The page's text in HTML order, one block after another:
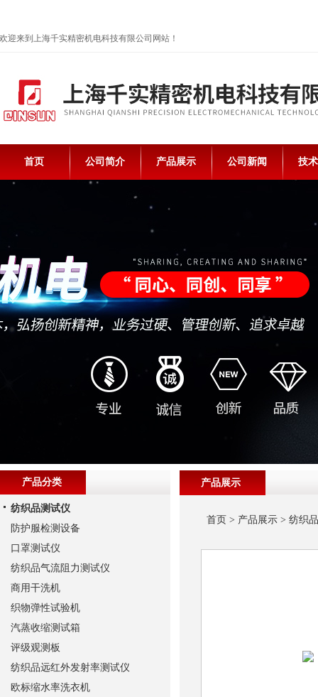
欢迎来到上海千实精密机电科技有限公司网站！
首页 公司简介 产品展示 公司新闻 技
产品展示
首页 > 产品展示> 纺织
产品分类
纺织品测试仪
防护服检测设备
口罩测试仪
纺织品气流阻力测试仪
商用干洗机
织物弹性试验机
汽蒸收缩测试箱
评级观测板
纺织品远红外发射率测试仪
欧标缩水率洗衣机